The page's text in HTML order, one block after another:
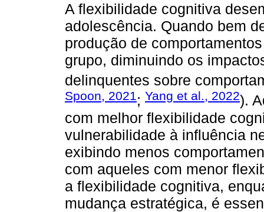
A flexibilidade cognitiva
adolescência. Quando bem
produção de
grupo, diminuindo os
delinquentes sobre
Spoon, 2021; Yang et al., 2022).
com melhor flexibilidade
vulnerabilidade à influência
exibindo menos
com aqueles com menor
a flexibilidade cognitiva,
mudança estratégica, é